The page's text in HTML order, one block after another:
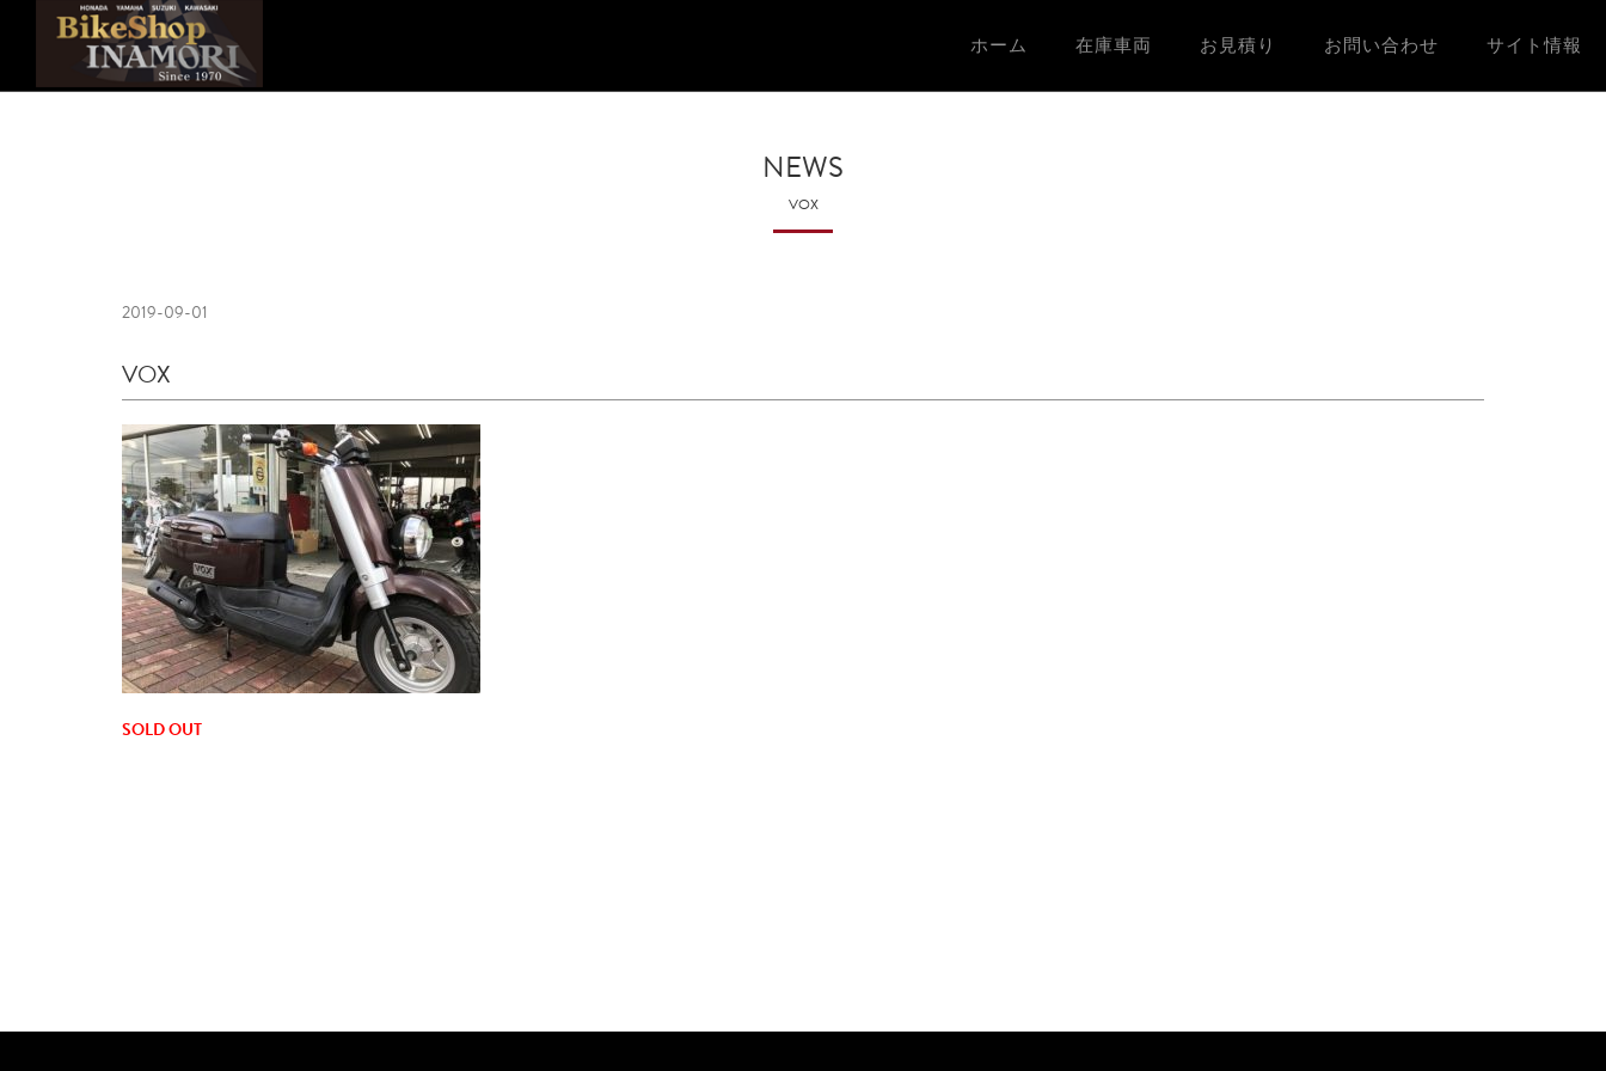
ホーム 在庫車両 お見積り お問い合わせ サイト情報
NEWS
VOX
2019-09-01
VOX
SOLD OUT